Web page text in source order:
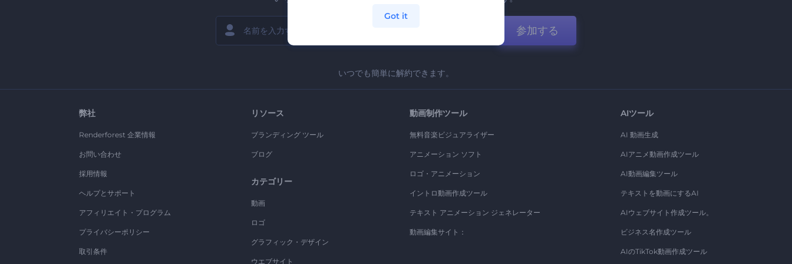
参加する
いつでも簡単に解約できます。
弊社
Renderforest 企業情報
お問い合わせ
採用情報
ヘルプとサポート
アフィリエイト・プログラム
プライバシーポリシー
取引条件
リソース
ブランディング ツール
ブログ
カテゴリー
動画
ロゴ
グラフィック・デザイン
ウエブサイト
動画制作ツール
無料音楽ビジュアライザー
アニメーション ソフト
ロゴ・アニメーション
イントロ動画作成ツール
テキスト アニメーション ジェネレーター
動画編集サイト：
AIツール
AI 動画生成
AIアニメ動画作成ツール
AI動画編集ツール
テキストを動画にするAI
AIウェブサイト作成ツール。
ビジネス名作成ツール
AIのTikTok動画作成ツール
Got it